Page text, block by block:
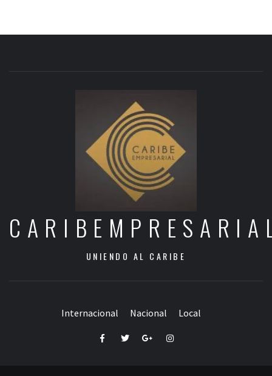
UNIENDO AL CARIBE
Internacional Nacional Local
FacebookTwitterGoogle+Instagram